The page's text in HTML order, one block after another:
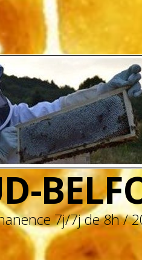
7j/7j de 8h /